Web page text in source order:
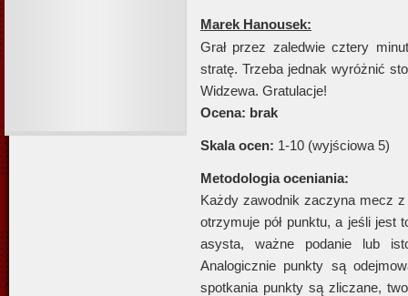
Marek Hanousek:
Grał przez zaledwie cztery
stratę. Trzeba jednak wyróżnić
Widzewa. Gratulacje!
Ocena: brak
Skala ocen: 1-10 (wyjściowa 5)
Metodologia oceniania:
Każdy zawodnik zaczyna mecz
otrzymuje pół punktu, a jeśli jest
asysta, ważne podanie lub
Analogicznie punkty są
spotkania punkty są zliczane,